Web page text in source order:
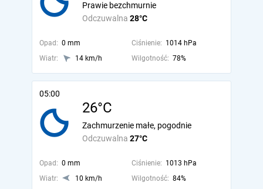
Odczuwalna 28°C
Prawie bezchmurnie
Opad: 0 mm Ciśnienie: 1014 hPa
Wiatr:
14 km/h Wilgotność: 78%
05:00
26°C
Odczuwalna 27°C
Zachmurzenie małe, pogodnie
Opad: 0 mm Ciśnienie: 1013 hPa
Wiatr:
10 km/h Wilgotność: 84%